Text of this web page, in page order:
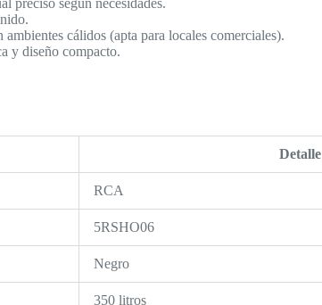
cálidos (apta para locales comerciales).
y diseño compacto.
Detalle
RCA
5RSHO06
Negro
350 litros